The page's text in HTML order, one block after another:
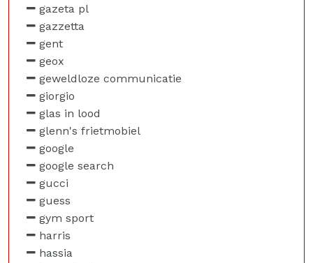
gazeta pl
gazzetta
gent
geox
geweldloze communicatie
giorgio
glas in lood
glenn's frietmobiel
google
google search
gucci
guess
gym sport
harris
hassia